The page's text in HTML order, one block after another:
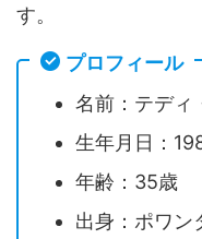
す。
プロフィール
名前：テディ
生年月日：
年齢：35歳
出身：ポワン